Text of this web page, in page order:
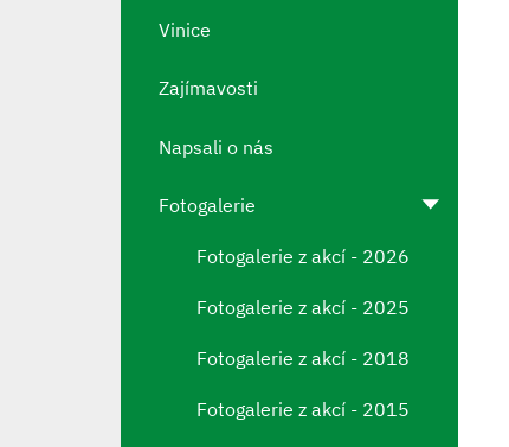
Vinice
Zajímavosti
Napsali o nás
Fotogalerie
Fotogalerie z akcí - 2026
Fotogalerie z akcí - 2025
Fotogalerie z akcí - 2018
Fotogalerie z akcí - 2015